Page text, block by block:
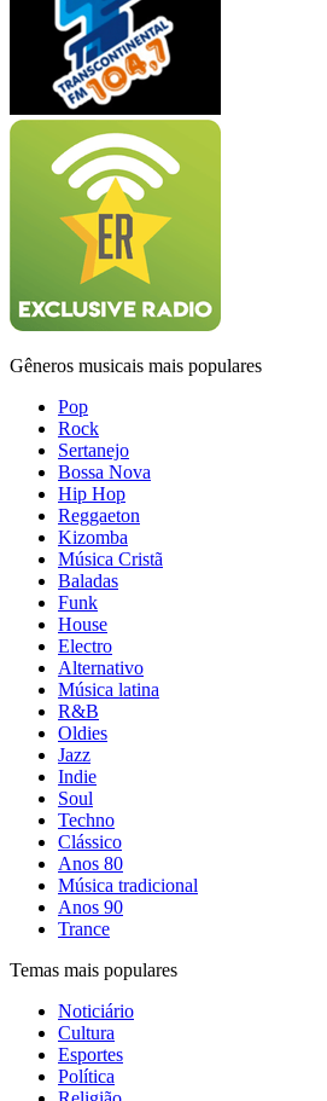
Gêneros musicais mais populares
Pop
Rock
Sertanejo
Bossa Nova
Hip Hop
Reggaeton
Kizomba
Música Cristã
Baladas
Funk
House
Electro
Alternativo
Música latina
R&B
Oldies
Jazz
Indie
Soul
Techno
Clássico
Anos 80
Música tradicional
Anos 90
Trance
Temas mais populares
Noticiário
Cultura
Esportes
Política